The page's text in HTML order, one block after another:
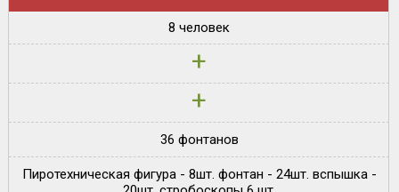
8 человек
+
+
36 фонтанов
Пиротехническая фигура - 8шт. фонтан - 24шт. вспышка -